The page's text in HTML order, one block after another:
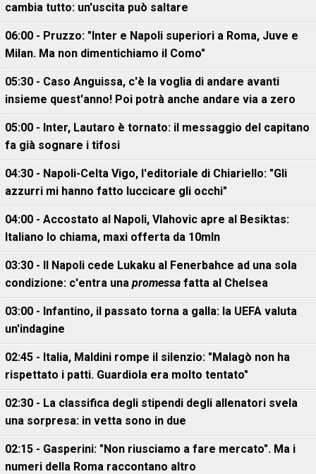
cambia tutto: un'uscita può saltare
06:00 - Pruzzo: "Inter e Napoli superiori a Roma, Juve e
Milan. Ma non dimentichiamo il Como"
05:30 - Caso Anguissa, c'è la voglia di andare avanti
insieme quest'anno! Poi potrà anche andare via a zero
05:00 - Inter, Lautaro è tornato: il messaggio del capitano
fa già sognare i tifosi
04:30 - Napoli-Celta Vigo, l'editoriale di Chiariello: "Gli
azzurri mi hanno fatto luccicare gli occhi"
04:00 - Accostato al Napoli, Vlahovic apre al Besiktas:
Italiano lo chiama, maxi offerta da 10mln
03:30 - Il Napoli cede Lukaku al Fenerbahce ad una sola
condizione: c'entra una promessa fatta al Chelsea
03:00 - Infantino, il passato torna a galla: la UEFA valuta
un'indagine
02:45 - Italia, Maldini rompe il silenzio: "Malagò non ha
rispettato i patti. Guardiola era molto tentato"
02:30 - La classifica degli stipendi degli allenatori svela
una sorpresa: in vetta sono in due
02:15 - Gasperini: "Non riusciamo a fare mercato". Ma i
numeri della Roma raccontano altro